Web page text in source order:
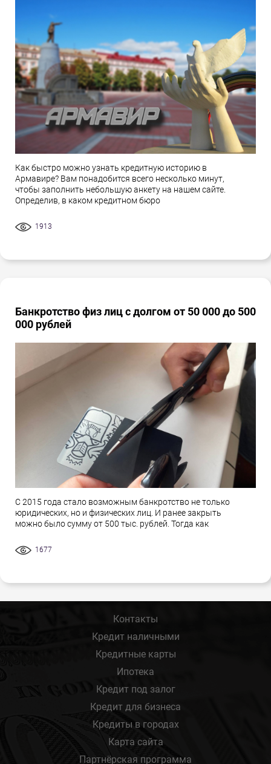
Как быстро можно узнать кредитную историю в
Армавире? Вам понадобится всего несколько минут,
чтобы заполнить небольшую анкету на нашем сайте.
Определив, в каком кредитном бюро
1913
Банкротство физ лиц с долгом от 50 000 до 500
000 рублей
С 2015 года стало возможным банкротство не только
юридических, но и физических лиц. И ранее закрыть
можно было сумму от 500 тыс. рублей. Тогда как
1677
Контакты
Кредит наличными
Кредитные карты
Ипотека
Кредит под залог
Кредит для бизнеса
Кредиты в городах
Карта сайта
Партнёрская программа